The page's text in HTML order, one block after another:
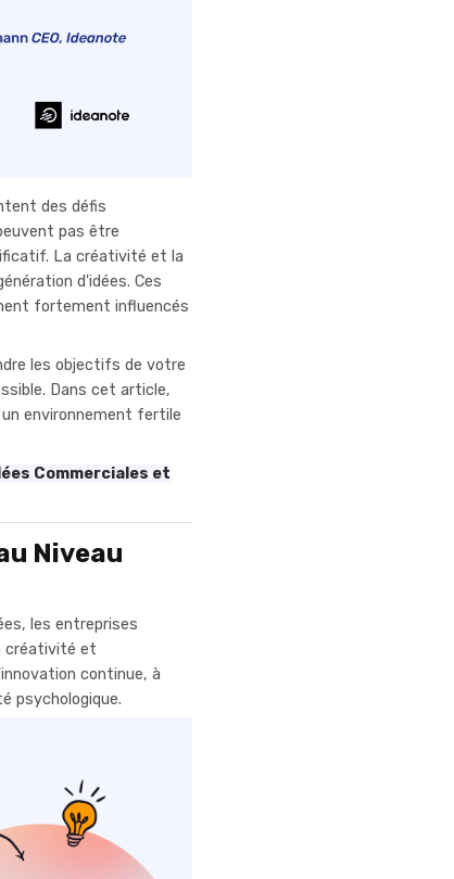
des défis
pas être
La créativité et la
d'idées. Ces
fortement influencés
les objectifs de votre
Dans cet article,
environnement fertile
Commerciales et
Niveau
les entreprises
créativité et
continue, à
psychologique.